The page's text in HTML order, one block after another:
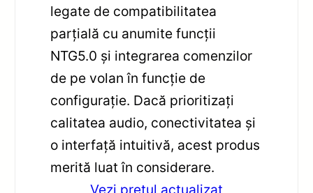
legate de compatibilitatea
parțială cu anumite funcții
NTG5.0 și integrarea comenzilor
de pe volan în funcție de
configurație. Dacă prioritizați
calitatea audio, conectivitatea și
o interfață intuitivă, acest produs
merită luat în considerare.
Vezi pretul actualizat